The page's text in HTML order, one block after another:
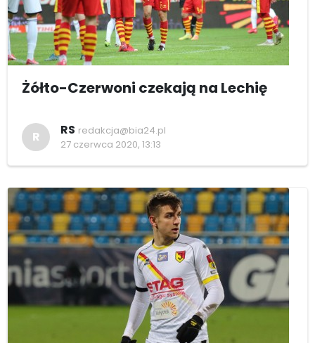
Żółto-Czerwoni czekają na Lechię
R RS redakcja@bia24.pl
27 czerwca 2020, 13:13